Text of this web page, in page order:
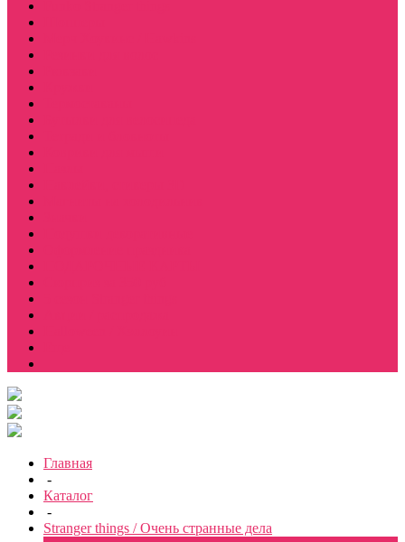
Главная
-
Каталог
-
Stranger things / Очень странные дела